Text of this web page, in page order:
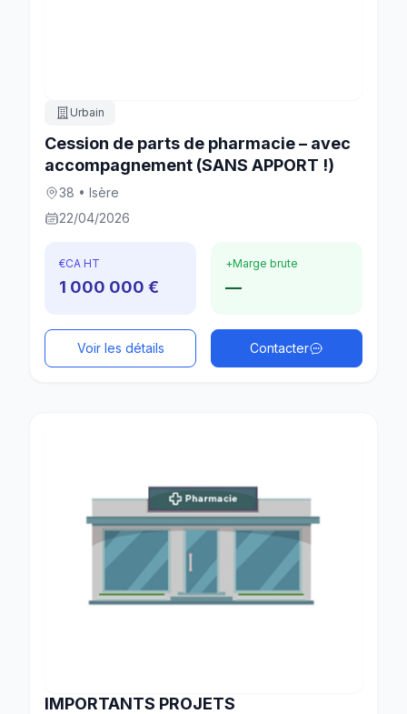
Urbain
Cession de parts de pharmacie – avec
accompagnement (SANS APPORT !)
38 • Isère
22/04/2026
€CA HT
1 000 000 €
+Marge brute
—
Voir les détails Contacter
IMPORTANTS PROJETS